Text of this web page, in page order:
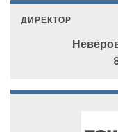
ДИРЕКТОР